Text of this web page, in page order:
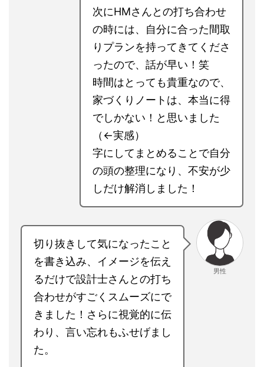
このnoteのとおりに進めるだけで、世界一か
あなただけの家づくりノート」が
出来上がります。
ありがたいことに、公開してからたくさんの
をいただいています！
色々なHMさんとお話しし
ているのですが、『家づく
りノート』を持って行った
ので、伝えるのが簡単、便
利、かつ次にHMさんとの
打ち合わせの時には、自分
に合った間取りプランを持
ってきてくださったので、
話が早い！笑
時間はとっても貴重なの
で、家づくりノートは、本
当に得でしかない！と思い
ました（←実感）